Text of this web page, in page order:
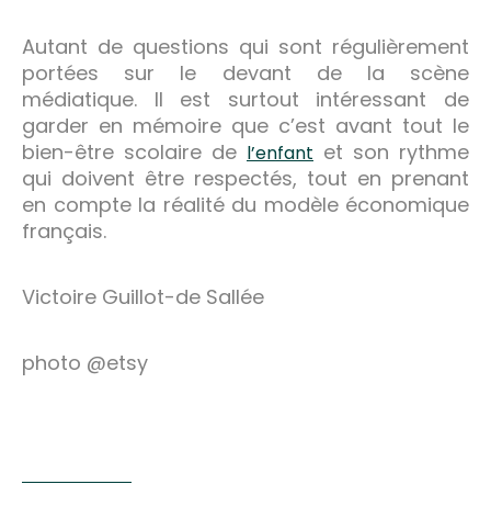
Autant de questions qui sont régulièrement
portées sur le devant de la scène
médiatique. Il est surtout intéressant de
garder en mémoire que c’est avant tout le
bien-être scolaire de l’enfant et son rythme
qui doivent être respectés, tout en prenant
en compte la réalité du modèle économique
français.
Victoire Guillot-de Sallée
photo @etsy